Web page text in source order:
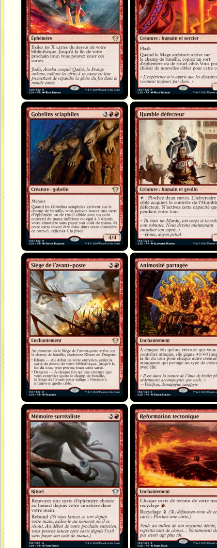
Gobelins sciaphiles Humble défecteur
Siège de l'avant-poste Animosité partagée
Mémoire surréaliste Reformation tectonique